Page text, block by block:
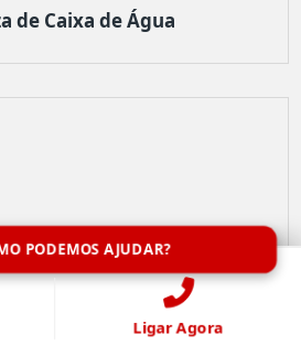
de Caixa de Água
PODEMOS AJUDAR?
Ligar Agora